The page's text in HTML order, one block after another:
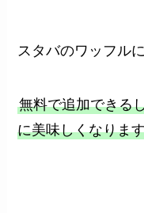
スタバのワッフル
無料で追加できる
に美味しくなりま